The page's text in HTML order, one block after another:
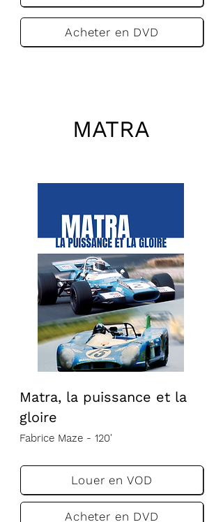
Acheter en DVD
MATRA
Matra, la puissance et la
gloire
Fabrice Maze - 120'
Louer en VOD
Acheter en DVD